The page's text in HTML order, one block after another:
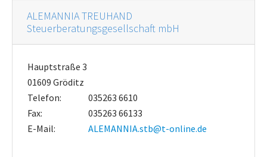
ALEMANNIA TREUHAND
Steuerberatungsgesellschaft mbH
Hauptstraße 3
01609 Gröditz
Telefon:
035263 6610
Fax:
035263 66133
E-Mail:
ALEMANNIA.stb@t-online.de